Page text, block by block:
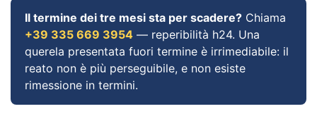
Il termine dei tre mesi sta per scadere? Chiama
+39 335 669 3954 — reperibilità h24. Una
querela presentata fuori termine è irrimediabile: il
reato non è più perseguibile, e non esiste
rimessione in termini.